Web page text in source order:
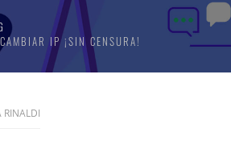
IP ¡SIN CENSURA!
RINALDI